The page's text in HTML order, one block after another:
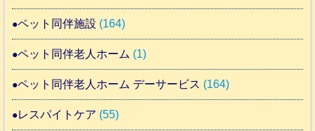
ペット同伴施設 (164)
ペット同伴老人ホーム (1)
ペット同伴老人ホーム デーサービス (164)
レスパイトケア (55)